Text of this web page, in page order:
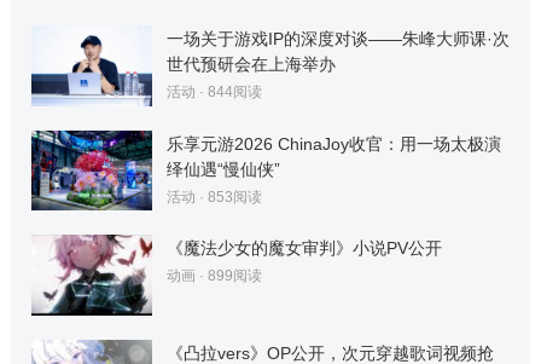
一场关于游戏IP的深度对谈——朱峰大师课·次
世代预研会在上海举办
活动 · 844阅读
乐享元游2026 ChinaJoy收官：用一场太极演
绎仙遇“慢仙侠”
活动 · 853阅读
《魔法少女的魔女审判》小说PV公开
动画· 899阅读
《凸拉vers》OP公开，次元穿越歌词视频抢